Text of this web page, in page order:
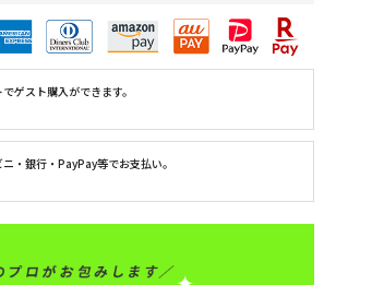
ゲスト購入ができます。
・銀行・PayPay等でお支払い。